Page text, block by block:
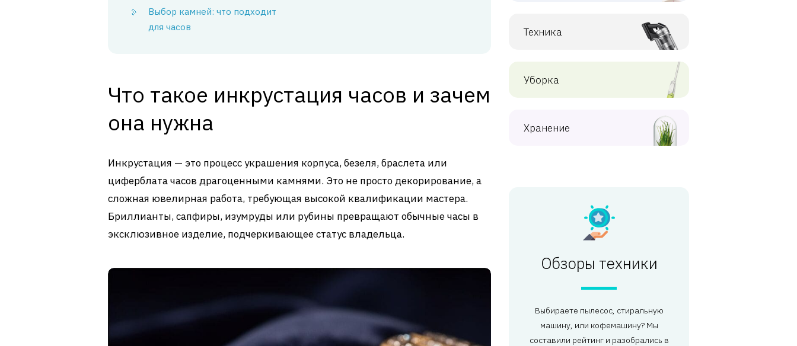
Выбор камней: что подходит
для часов
Что такое инкрустация часов и зачем
она нужна
Инкрустация — это процесс украшения корпуса, безеля, браслета или
циферблата часов драгоценными камнями. Это не просто декорирование, а
сложная ювелирная работа, требующая высокой квалификации мастера.
Бриллианты, сапфиры, изумруды или рубины превращают обычные часы в
эксклюзивное изделие, подчеркивающее статус владельца.
Техника
Уборка
Хранение
Обзоры техники
Выбираете пылесос, стиральную
машину, или кофемашину? Мы
составили рейтинг и разобрались в